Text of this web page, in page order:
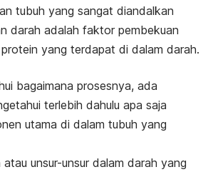
tubuh yang sangat diandalkan
darah adalah faktor pembekuan
yang terdapat di dalam darah.
bagaimana prosesnya, ada
terlebih dahulu apa saja
utama di dalam tubuh yang
unsur-unsur dalam darah yang